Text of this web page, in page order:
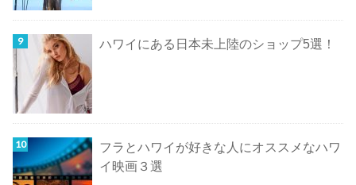
ハワイにある日本未上陸のショップ5選！
フラとハワイが好きな人にオススメなハワ
イ映画３選